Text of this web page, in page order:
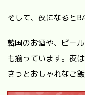
そして、夜になると
韓国のお酒や、ビー
も揃っています。夜
きっとおしゃれなご